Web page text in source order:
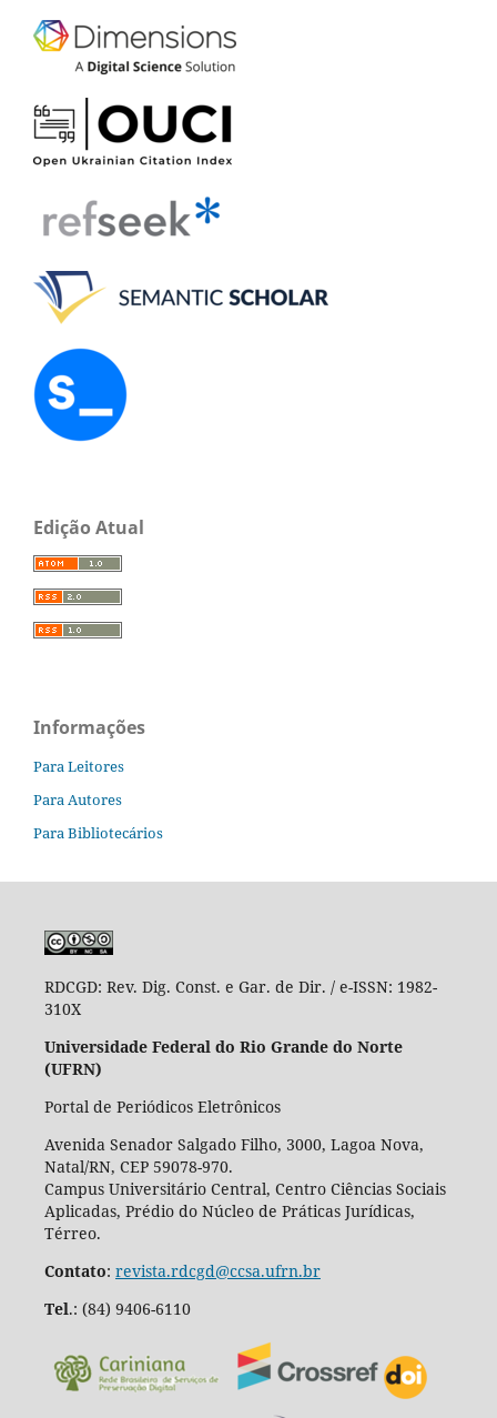
Edição Atual
Informações
Para Leitores
Para Autores
Para Bibliotecários
RDCGD: Rev. Dig. Const. e Gar. de Dir. / e-ISSN: 1982-
310X
Universidade Federal do Rio Grande do Norte
(UFRN)
Portal de Periódicos Eletrônicos
Avenida Senador Salgado Filho, 3000, Lagoa Nova,
Natal/RN, CEP 59078-970.
Campus Universitário Central, Centro Ciências Sociais
Aplicadas, Prédio do Núcleo de Práticas Jurídicas,
Térreo.
Contato: revista.rdcgd@ccsa.ufrn.br
Tel.: (84) 9406-6110